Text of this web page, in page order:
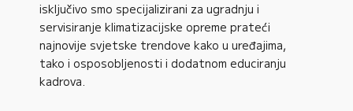
isključivo smo specijalizirani za ugradnju i
servisiranje klimatizacijske opreme prateći
najnovije svjetske trendove kako u uređajima,
tako i osposobljenosti i dodatnom educiranju
kadrova.